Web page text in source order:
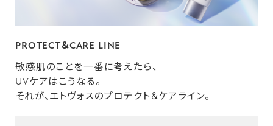
PROTECT＆CARE LINE
敏感肌のことを一番に考えたら、
UVケアはこうなる。
それが、エトヴォスのプロテクト＆ケアライン。